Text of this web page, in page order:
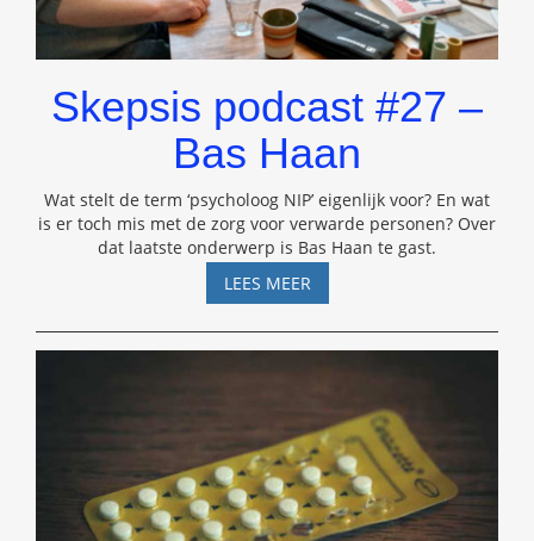
Skepsis podcast #27 –
Bas Haan
Wat stelt de term ‘psycholoog NIP’ eigenlijk voor? En wat
is er toch mis met de zorg voor verwarde personen? Over
dat laatste onderwerp is Bas Haan te gast.
LEES MEERSKEPSIS
PODCAST
#27
–